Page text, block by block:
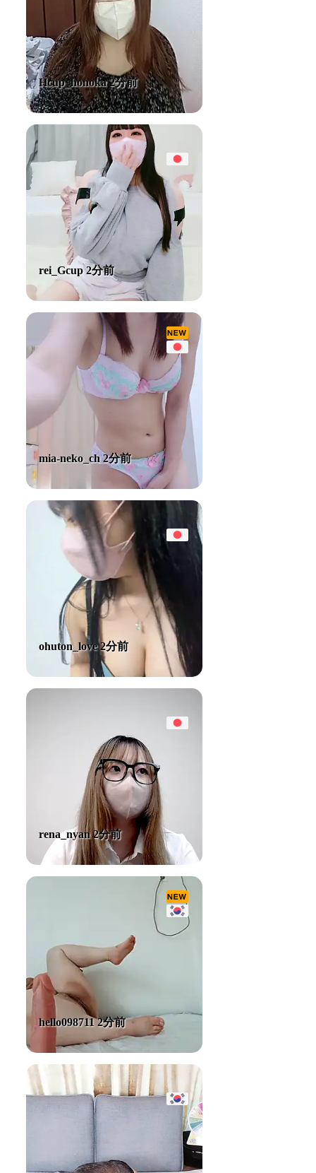
Hcup_honoka 2分前
rei_Gcup 2分前
mia-neko_ch 2分前
ohuton_love 2分前
rena_nyan 2分前
hello098711 2分前